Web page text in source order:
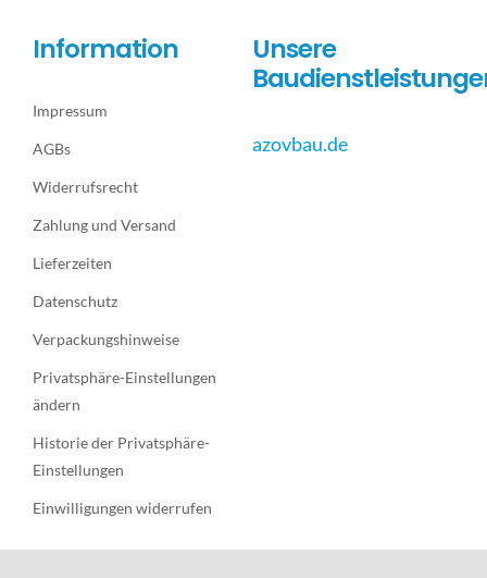
Information
Impressum
AGBs
Widerrufsrecht
Zahlung und Versand
Lieferzeiten
Datenschutz
Verpackungshinweise
Privatsphäre-Einstellungen
ändern
Historie der Privatsphäre-
Einstellungen
Einwilligungen widerrufen
Unsere
azovbau.de